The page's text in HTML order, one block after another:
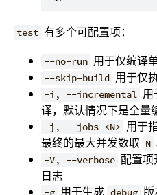
test 有多个可配置项：
--no-run 用于仅编译
--skip-build 用于仅
-i, --incremental 用
译，默认情况下是全量
-j, --jobs <N> 用于
最终的最大并发数取 N
-V, --verbose 配置
日志
-g 用于生成 debug